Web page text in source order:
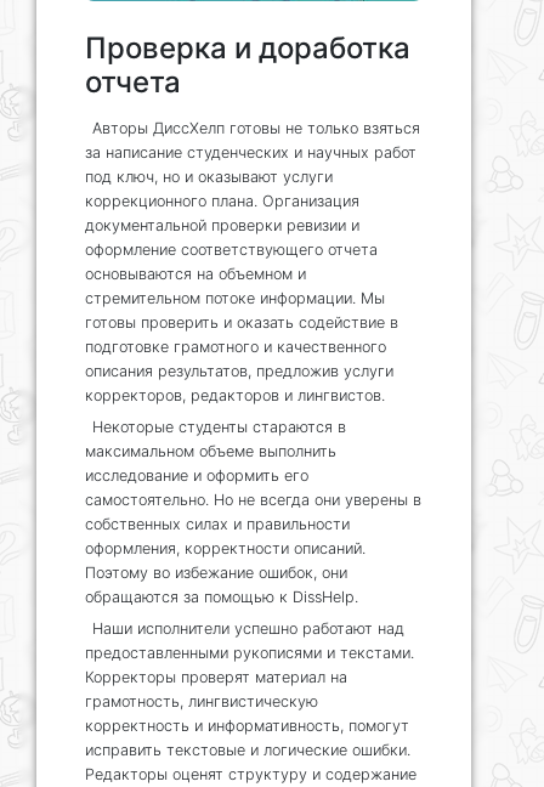
Проверка и доработка
отчета
Авторы ДиссХелп готовы не только взяться
за написание студенческих и научных работ
под ключ, но и оказывают услуги
коррекционного плана. Организация
документальной проверки ревизии и
оформление соответствующего отчета
основываются на объемном и
стремительном потоке информации. Мы
готовы проверить и оказать содействие в
подготовке грамотного и качественного
описания результатов, предложив услуги
корректоров, редакторов и лингвистов.
Некоторые студенты стараются в
максимальном объеме выполнить
исследование и оформить его
самостоятельно. Но не всегда они уверены в
собственных силах и правильности
оформления, корректности описаний.
Поэтому во избежание ошибок, они
обращаются за помощью к DissHelp.
Наши исполнители успешно работают над
предоставленными рукописями и текстами.
Корректоры проверят материал на
грамотность, лингвистическую
корректность и информативность, помогут
исправить текстовые и логические ошибки.
Редакторы оценят структуру и содержание